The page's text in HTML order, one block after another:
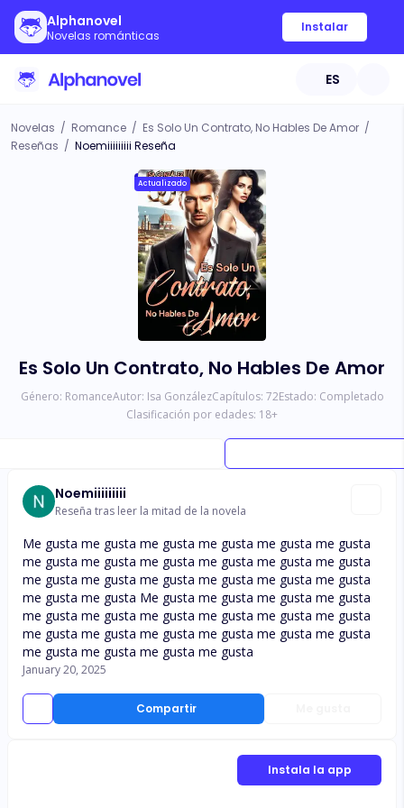
Alphanovel
Novelas románticas
Instalar
ES
Novelas / Romance / Es Solo Un Contrato, No Hables De Amor /
Reseñas / Noemiiiiiiiii Reseña
Actualizado
Es Solo Un Contrato, No Hables De Amor
Género: RomanceAutor: Isa GonzálezCapítulos: 72Estado: Completado
Clasificación por edades: 18+
Noemiiiiiiiii
Reseña tras leer la mitad de la novela
Compartir
Me gusta me gusta me gusta me gusta me gusta me gusta
me gusta me gusta me gusta me gusta me gusta me gusta
me gusta me gusta me gusta me gusta me gusta me gusta
me gusta me gusta Me gusta me gusta me gusta me gusta
me gusta me gusta me gusta me gusta me gusta me gusta
me gusta me gusta me gusta me gusta me gusta me gusta
me gusta me gusta me gusta me gusta
January 20, 2025
Instala la app